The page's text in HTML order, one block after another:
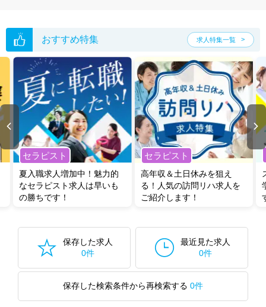
おすすめ特集 求人特集一覧
セラピスト
夏入職求人増加中！魅力的
なセラピスト求人は早いも
の勝ちです！
セラピスト
高年収＆土日休みを狙え
る！人気の訪問リハ求人を
ご紹介します！
保存した求人
0件
最近見た求人
0件
保存した検索条件から再検索する 0件